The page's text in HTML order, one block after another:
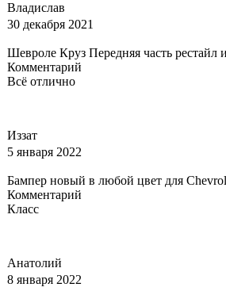
Владислав
30 декабря 2021
Шевроле Круз Передняя часть рестайл
Комментарий
Всё отлично
Иззат
5 января 2022
Бампер новый в любой цвет для
Комментарий
Класс
Анатолий
8 января 2022